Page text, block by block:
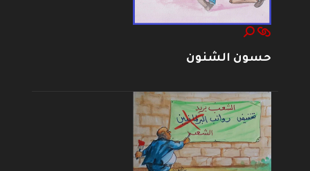
حسون الشنون